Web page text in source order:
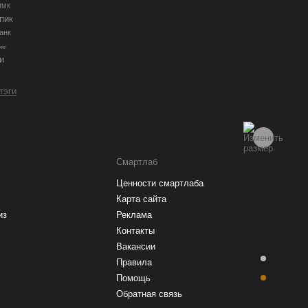
Смартлаб
Ценности смартлаба
Карта сайта
Реклама
Контакты
Вакансии
Правила
Помощь
Обратная связь